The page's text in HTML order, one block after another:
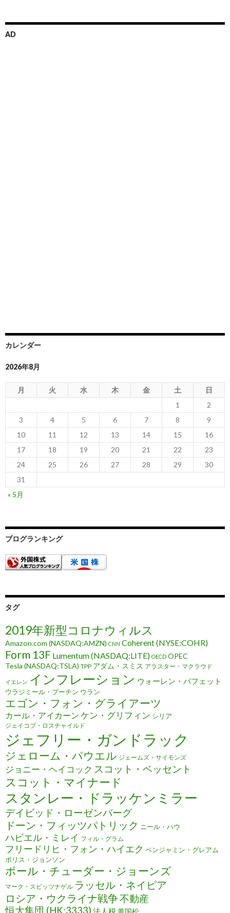
AD
カレンダー
2026年8月
月 火 水 木 金 土
日
1
2
3
4 5 6 7 8
9
10
11 12 13 14 15
16
17
18 19 20 21 22
23
24
25 26 27 28 29
30
31
« 5月
ブログランキング
タグ
2019年新型コロナウィルス
Amazon.com (NASDAQ:AMZN) CNN Coherent (NYSE:COHR)
Form 13F Lumentum (NASDAQ:LITE) OECD OPEC
Tesla (NASDAQ:TSLA) TPP アダム・スミス アラスター・マクラウド
イエレン インフレーション ウォーレン・バフェット
ウラジミール・プーチン ウラン
エゴン・フォン・グライアーツ
カール・アイカーン ケン・グリフィン シリア
ジェイコブ・ロスチャイルド
ジェフリー・ガンドラック
ジェローム・パウエル ジェームズ・サイモンズ
ジョニー・ヘイコック スコット・ベッセント
スコット・マイナード
スタンレー・ドラッケンミラー
デイビッド・ローゼンバーグ
ドーン・フィッツパトリック ニール・ハウ
ハビエル・ミレイ フィル・グラム
フリードリヒ・フォン・ハイエク ベンジャミン・グレアム
ボリス・ジョンソン
ポール・チューダー・ジョーンズ
マーク・スピッツナゲル ラッセル・ネイピア
ロシア・ウクライナ戦争不動産
恒大集団 (HK:3333) 法人税 黄国松